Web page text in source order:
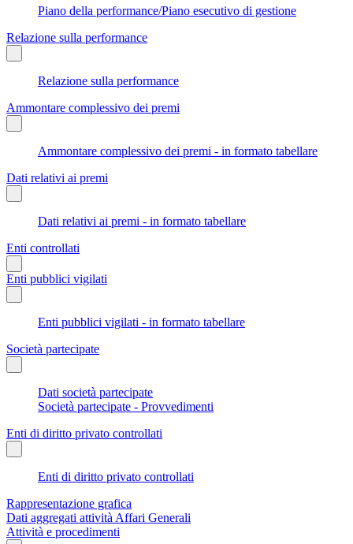
Piano della performance/Piano esecutivo di gestione
Relazione sulla performance
Relazione sulla performance
Ammontare complessivo dei premi
Ammontare complessivo dei premi - in formato tabellare
Dati relativi ai premi
Dati relativi ai premi - in formato tabellare
Enti controllati
Enti pubblici vigilati
Enti pubblici vigilati - in formato tabellare
Società partecipate
Dati società partecipate
Società partecipate - Provvedimenti
Enti di diritto privato controllati
Enti di diritto privato controllati
Rappresentazione grafica
Dati aggregati attività Affari Generali
Attività e procedimenti